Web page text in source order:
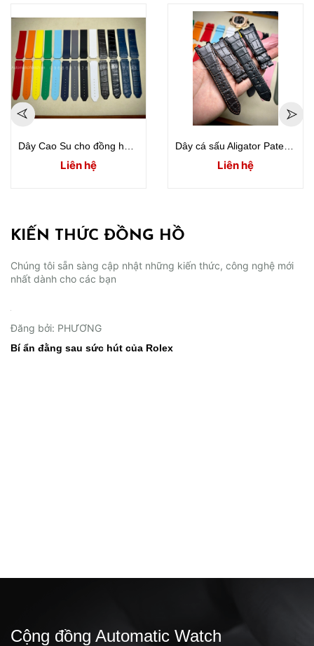
Liên hệ Liên hệ
KIẾN THỨC ĐỒNG HỒ
Chúng tôi sẵn sàng cập nhật những kiến thức, công nghệ mới
nhất dành cho các bạn
Cộng đồng Automatic Watch